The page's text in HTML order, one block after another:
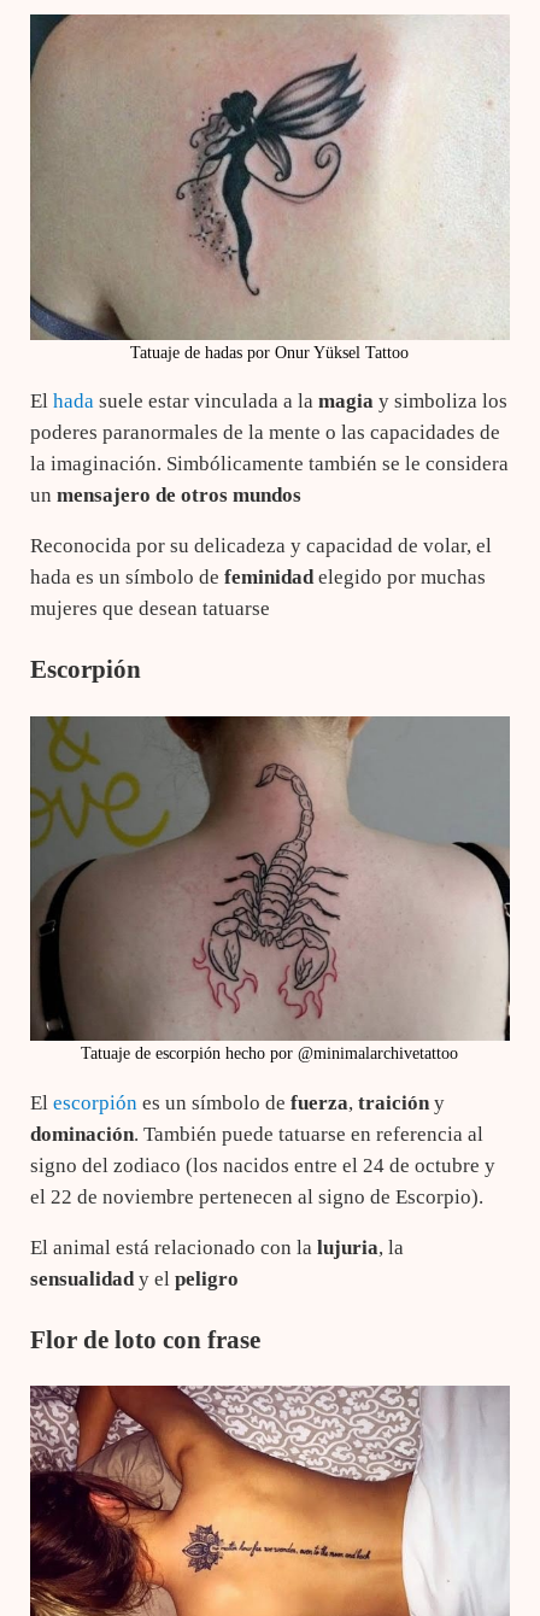
Tatuaje de hadas por Onur Yüksel Tattoo
El hadasuele estar vinculada a la magiay simboliza los
poderes paranormales de la mente o las capacidades de
la imaginación. Simbólicamente también se le considera
un mensajero de otros mundos
Reconocida por su delicadeza y capacidad de volar, el
hada es un símbolo de feminidadelegido por muchas
mujeres que desean tatuarse
Escorpión
Tatuaje de escorpión hecho por @minimalarchivetattoo
El escorpiónes un símbolo de fuerza, traicióny
dominación. También puede tatuarse en referencia al
signo del zodiaco (los nacidos entre el 24 de octubre y
el 22 de noviembre pertenecen al signo de Escorpio).
El animal está relacionado con la lujuria, la
sensualidady el peligro
Flor de loto con frase